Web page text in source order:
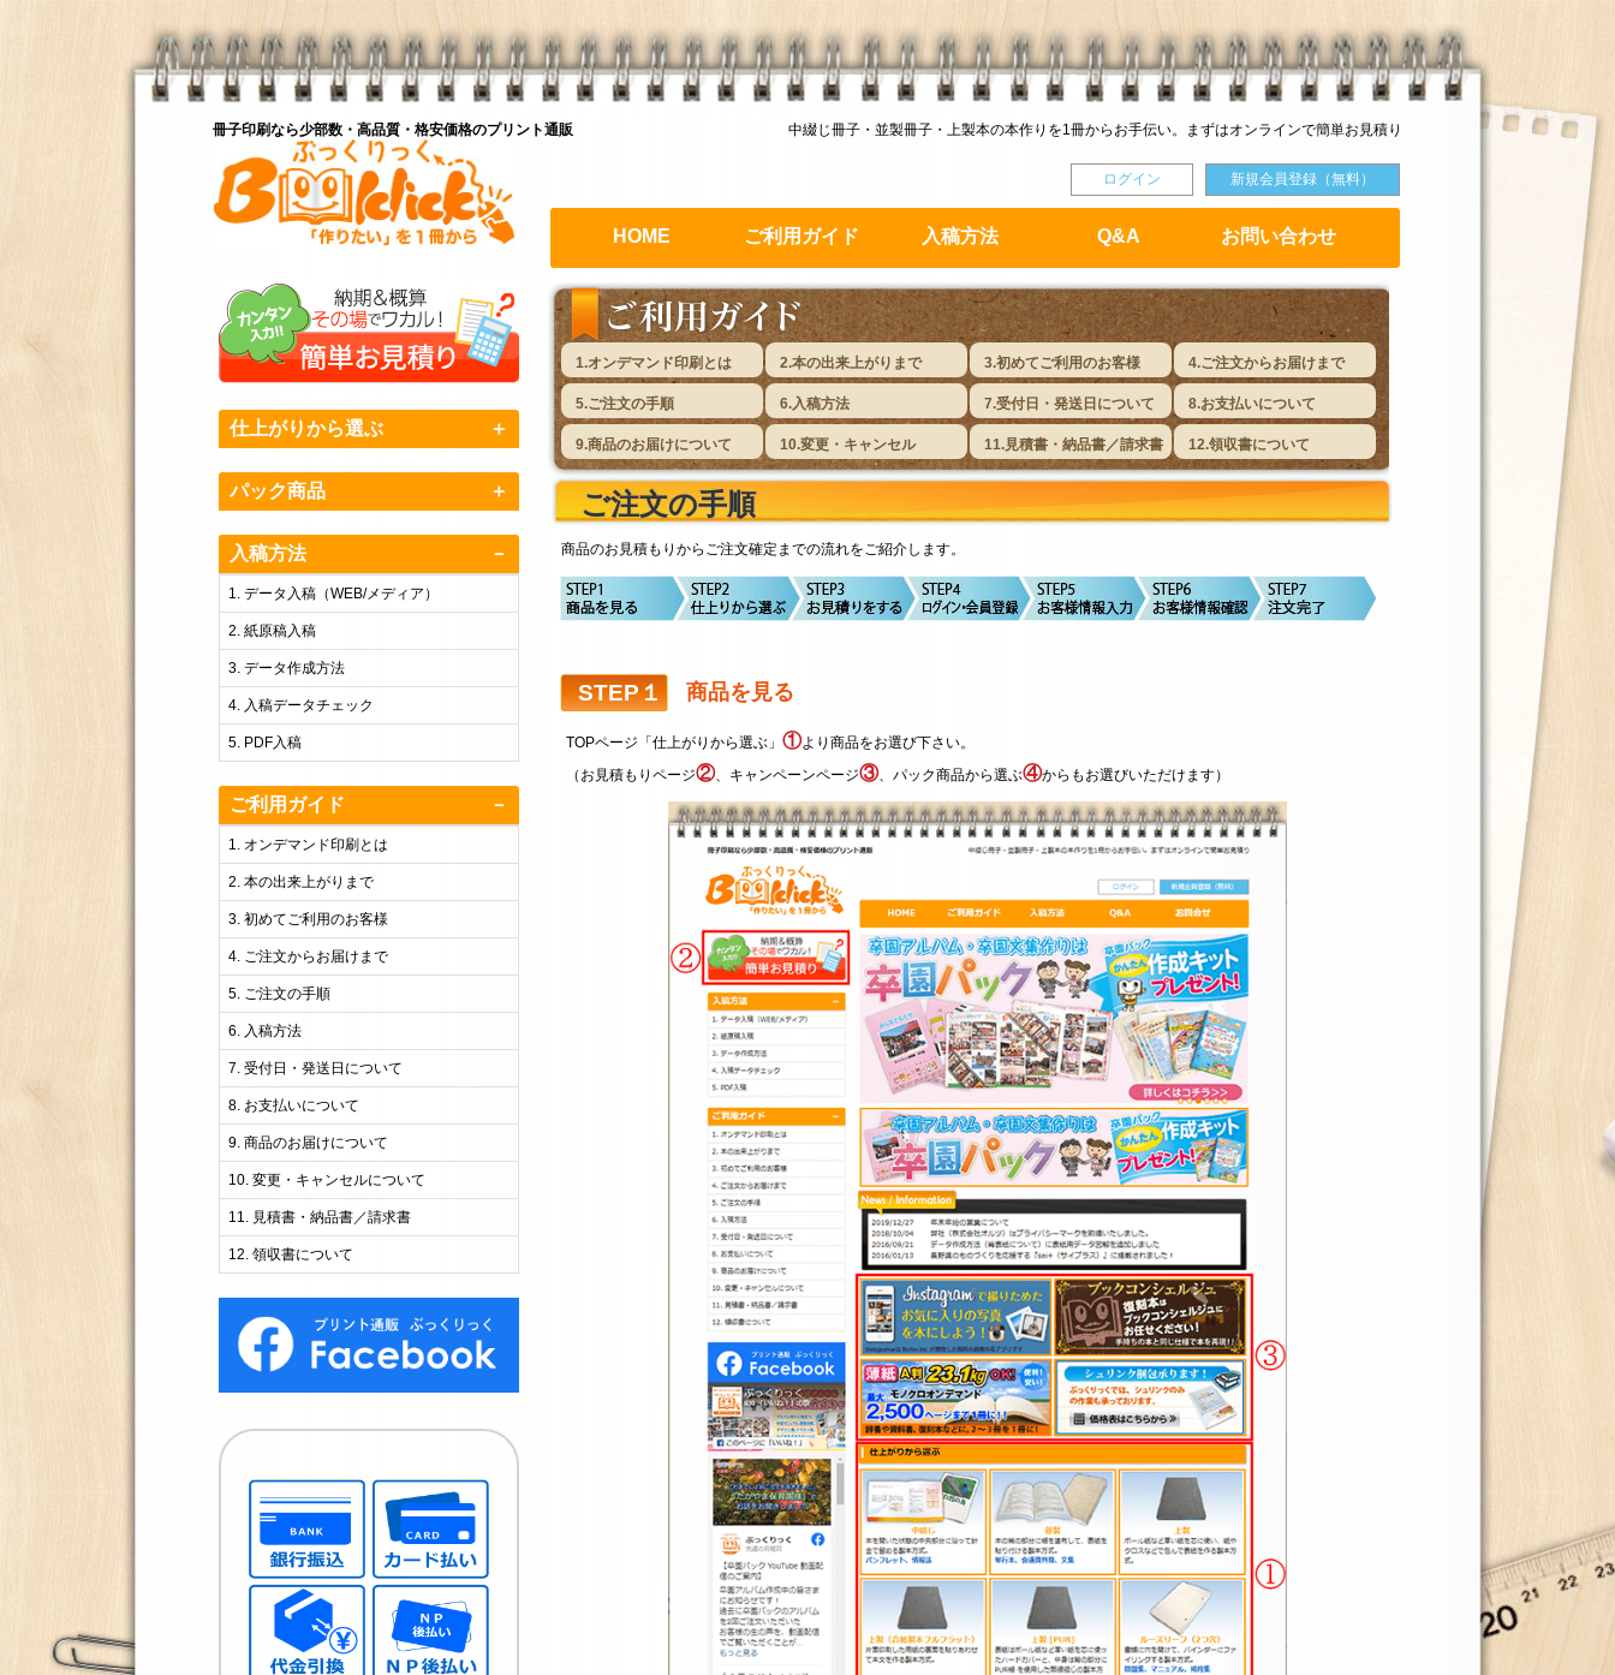
冊子印刷なら少部数・高品質・格安価格のプリント通販 中綴じ冊子・並製冊子・上製本の本作りを1冊からお手伝い。まずはオンラインで簡単お見積り
新規会員登録（無料）
ログイン
HOME ご利用ガイド 入稿方法 Q&A お問い合わせ
仕上がりから選ぶ ＋
パック商品 ＋
入稿方法 －
データ入稿（WEB/メディア）
紙原稿入稿
データ作成方法
入稿データチェック
PDF入稿
ご利用ガイド －
オンデマンド印刷とは
本の出来上がりまで
初めてご利用のお客様
ご注文からお届けまで
ご注文の手順
入稿方法
受付日・発送日について
お支払いについて
商品のお届けについて
変更・キャンセルについて
見積書・納品書／請求書
領収書について
1.オンデマンド印刷とは 2.本の出来上がりまで 3.初めてご利用のお客様 4.ご注文からお届けまで
5.ご注文の手順 6.入稿方法 7.受付日・発送日について 8.お支払いについて
9.商品のお届けについて 10.変更・キャンセル 11.見積書・納品書／請求書 12.領収書について
ご注文の手順
商品のお見積もりからご注文確定までの流れをご紹介します。
STEP１ 商品を見る
TOPページ「仕上がりから選ぶ」 ①より商品をお選び下さい。
（お見積もりページ②、キャンペーンページ③、パック商品から選ぶ④からもお選びいただけます）